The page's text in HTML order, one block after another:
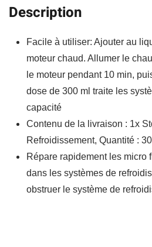
Description
Facile à utiliser: Ajouter au
moteur chaud. Allumer le
le moteur pendant 10 min,
dose de 300 ml traite les
capacité
Contenu de la livraison : 1x
Refroidissement, Quantité :
Répare rapidement les micro
dans les systèmes de
obstruer le système de